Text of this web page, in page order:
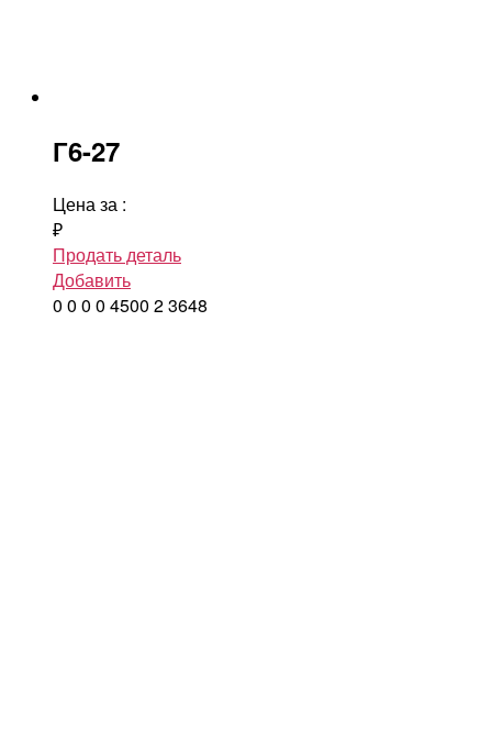
Г6-27
Цена за :
₽
Продать деталь
Добавить
0 0 0 0 4500 23648